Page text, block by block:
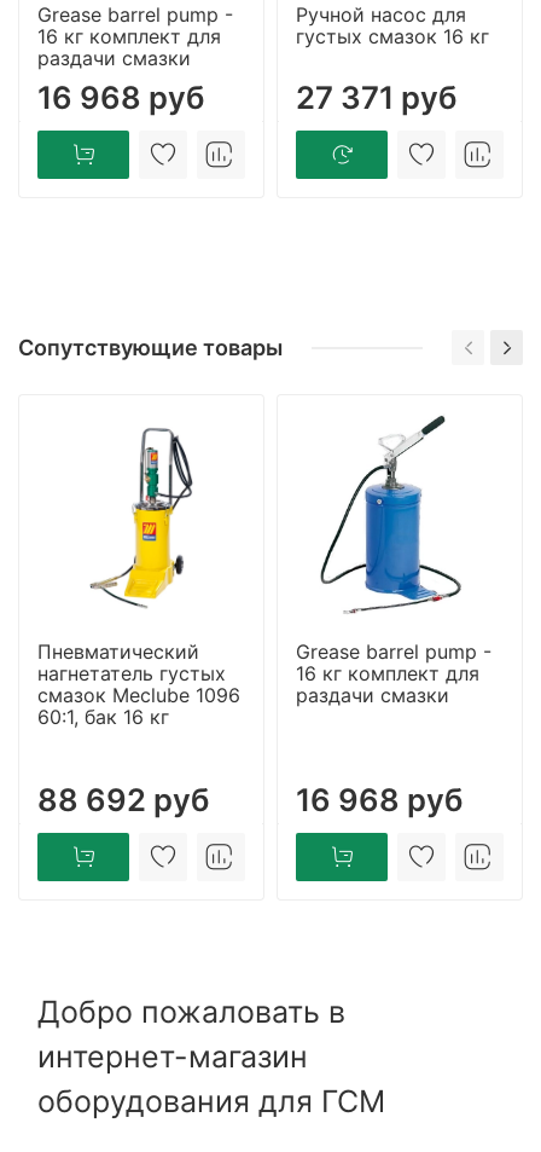
Grease barrel pump -
16 кг комплект для
раздачи смазки
16 968 руб
Ручной насос для
густых смазок 16 кг
27 371 руб
Сопутствующие товары
Пневматический
нагнетатель густых
смазок Meclube 1096
60:1, бак 16 кг
88 692 руб
Grease barrel pump -
16 кг комплект для
раздачи смазки
16 968 руб
Добро пожаловать в
интернет-магазин
оборудования для ГСМ